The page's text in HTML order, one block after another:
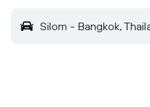
Silom - Bangkok,